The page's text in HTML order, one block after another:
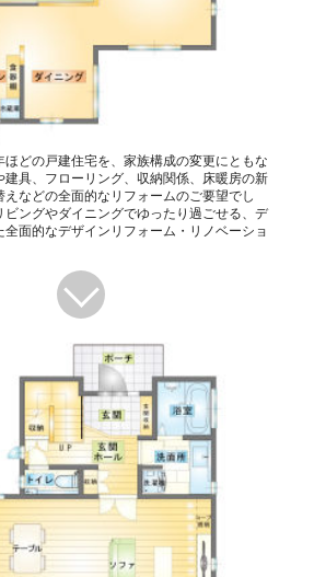
ほどの戸建住宅を、家族構成の変更にともな
建具、フローリング、収納関係、床暖房の新
などの全面的なリフォームのご要望でし
ビングやダイニングでゆったり過ごせる、デ
面的なデザインリフォーム・リノベーショ